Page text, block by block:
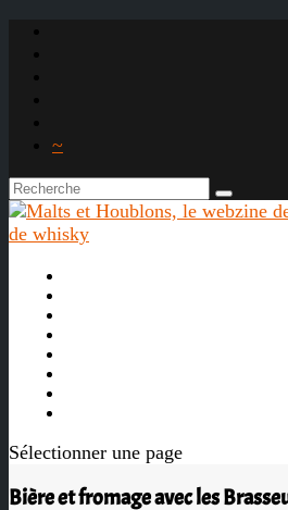
~
Sélectionner une page
Bière et fromage avec les